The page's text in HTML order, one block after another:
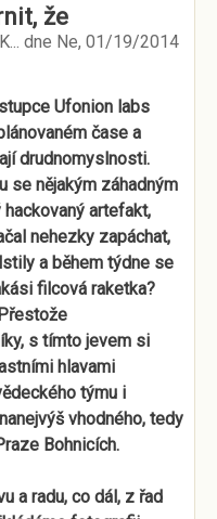
že
dne Ne, 01/19/2014
Ufonion labs
čase a
drudnomyslnosti.
se nějakým záhadným
artefakt,
nehezky zapáchat,
a během týdne se
filcová raketka?
s tímto jevem si
hlavami
týmu i
vhodného, tedy
Bohnicích.
a radu, co dál, z řad